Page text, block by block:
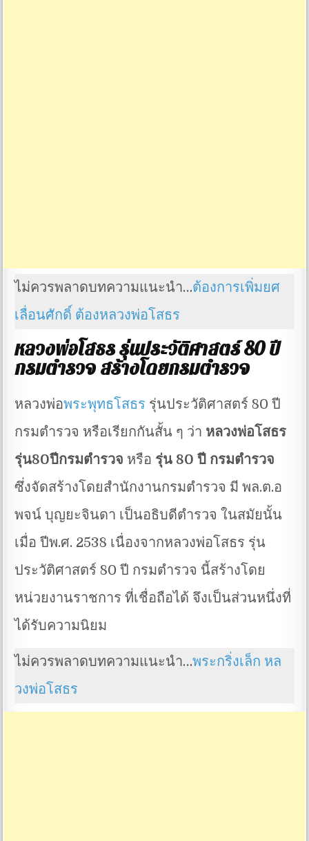
ไม่ควรพลาดบทความแนะนำ…ต้องการเพิ่มยศ
เลื่อนศักดิ์ ต้องหลวงพ่อโสธร
หลวงพ่อโสธร รุ่นประวัติศาสตร์ 80 ปี
กรมตำรวจ สร้างโดยกรมตำรวจ
หลวงพ่อพระพุทธโสธร รุ่นประวัติศาสตร์ 80 ปี
กรมตำรวจ หรือเรียกกันสั้น ๆ ว่า หลวงพ่อโสธร
รุ่น80ปีกรมตำรวจ หรือ รุ่น 80 ปี กรมตำรวจ
ซึ่งจัดสร้างโดยสำนักงานกรมตำรวจ มี พล.ต.อ
พจน์ บุญยะจินดา เป็นอธิบดีตำรวจ ในสมัยนั้น
เมื่อ ปีพ.ศ. 2538 เนื่องจากหลวงพ่อโสธร รุ่น
ประวัติศาสตร์ 80 ปี กรมตำรวจ นี้สร้างโดย
หน่วยงานราชการ ที่เชื่อถือได้ จึงเป็นส่วนหนึ่งที่
ได้รับความนิยม
ไม่ควรพลาดบทความแนะนำ…พระกริ่งเล็ก หล
วงพ่อโสธร